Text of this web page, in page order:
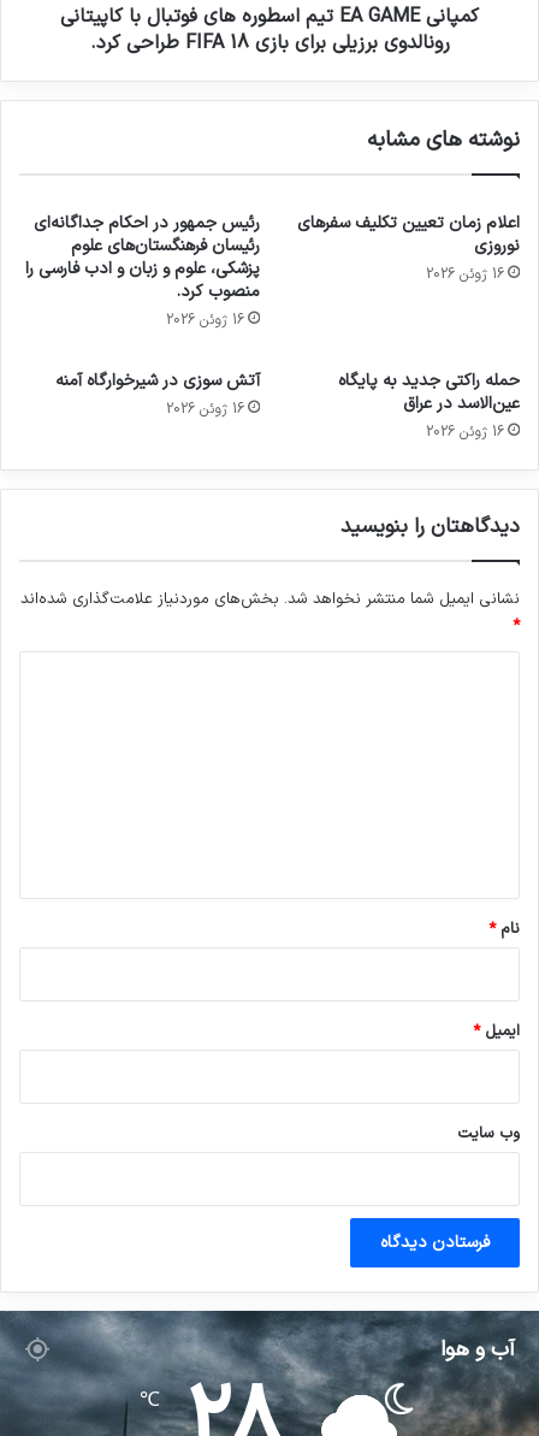
کمپانی EA GAME تیم اسطوره های فوتبال با کاپیتانی
رونالدوی برزیلی برای بازی FIFA 18 طراحی کرد.
نوشته های مشابه
اعلام زمان تعیین تکلیف سفرهای
نوروزی
16 ژوئن 2026
رئیس جمهور در احکام جداگانه‌ای
رئیسان فرهنگستان‌های علوم
پزشکی، علوم و زبان و ادب فارسی را
منصوب کرد.
16 ژوئن 2026
حمله راکتی جدید به پایگاه
عین‌الاسد در عراق
16 ژوئن 2026
آتش سوزی در شیرخوارگاه آمنه
16 ژوئن 2026
دیدگاهتان را بنویسید
نشانی ایمیل شما منتشر نخواهد شد. بخش‌های موردنیاز علامت‌گذاری شده‌اند
*
نام*
ایمیل*
وب‌ سایت
آب و هوا
℃